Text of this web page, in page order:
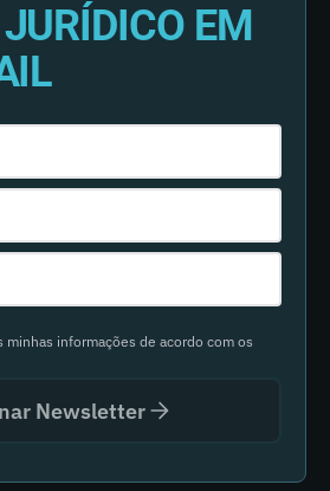
EM
minhas informações de acordo com os
Newsletter